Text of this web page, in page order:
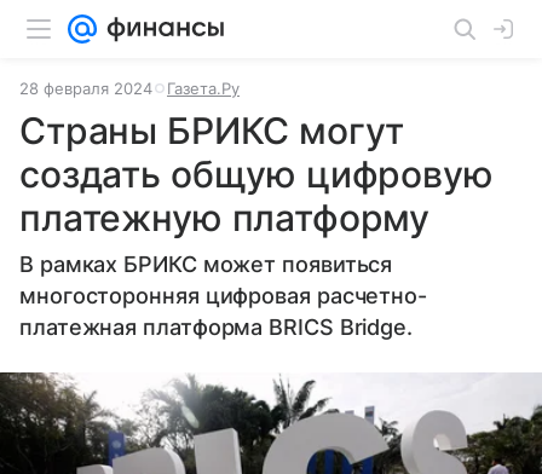
28 февраля 2024 Газета.Ру
Страны БРИКС могут
создать общую цифровую
платежную платформу
В рамках БРИКС может появиться
многосторонняя цифровая расчетно-
платежная платформа BRICS Bridge.